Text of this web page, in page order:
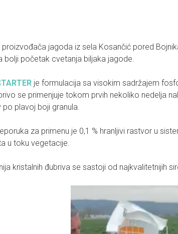
jagoda iz sela Kosančić pored
bolji početak cvetanja biljaka jagode.
je formulacija sa visokim sadržajem
se primenjuje tokom prvih nekoliko nedelja
po plavoj boji granula.
za primenu je 0,1 % hranljivi rastvor u
u toku vegetacije.
kristalnih đubriva se sastoji od najkvalitetnijih